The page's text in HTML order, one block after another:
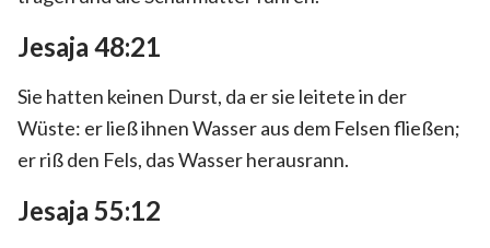
Jesaja 48:21
Sie hatten keinen Durst, da er sie leitete in der
Wüste: er ließ ihnen Wasser aus dem Felsen fließen;
er riß den Fels, das Wasser herausrann.
Jesaja 55:12